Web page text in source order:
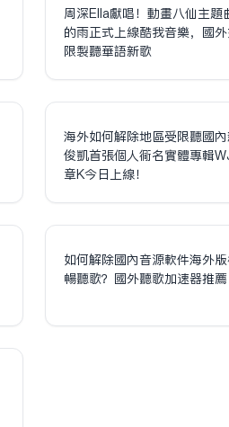
周深Ella獻唱！動畫八仙主題
的雨正式上線酷我音樂，國
限制聽華語新歌
海外如何解除地區受限聽國
俊凱首張個人同名實體專輯
章K今日上線！
如何解除國內音源軟件海外
暢聽歌？國外聽歌加速器推薦